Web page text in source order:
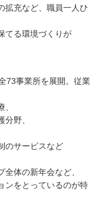
拡充など、職員一人ひ
てる環境づくりが
73事業所を展開。従業
野、
のサービスなど
体の新年会など、
ンをとっているのが特